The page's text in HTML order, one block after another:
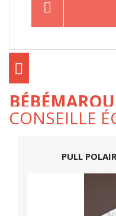
CONSEILLE
PULL